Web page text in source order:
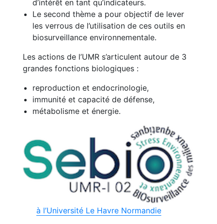
d’intérêt en tant qu’indicateurs.
Le second thème a pour objectif de lever
les verrous de l’utilisation de ces outils en
biosurveillance environnementale.
Les actions de l’UMR s’articulent autour de 3
grandes fonctions biologiques :
reproduction et endocrinologie,
immunité et capacité de défense,
métabolisme et énergie.
à l’Université Le Havre Normandie